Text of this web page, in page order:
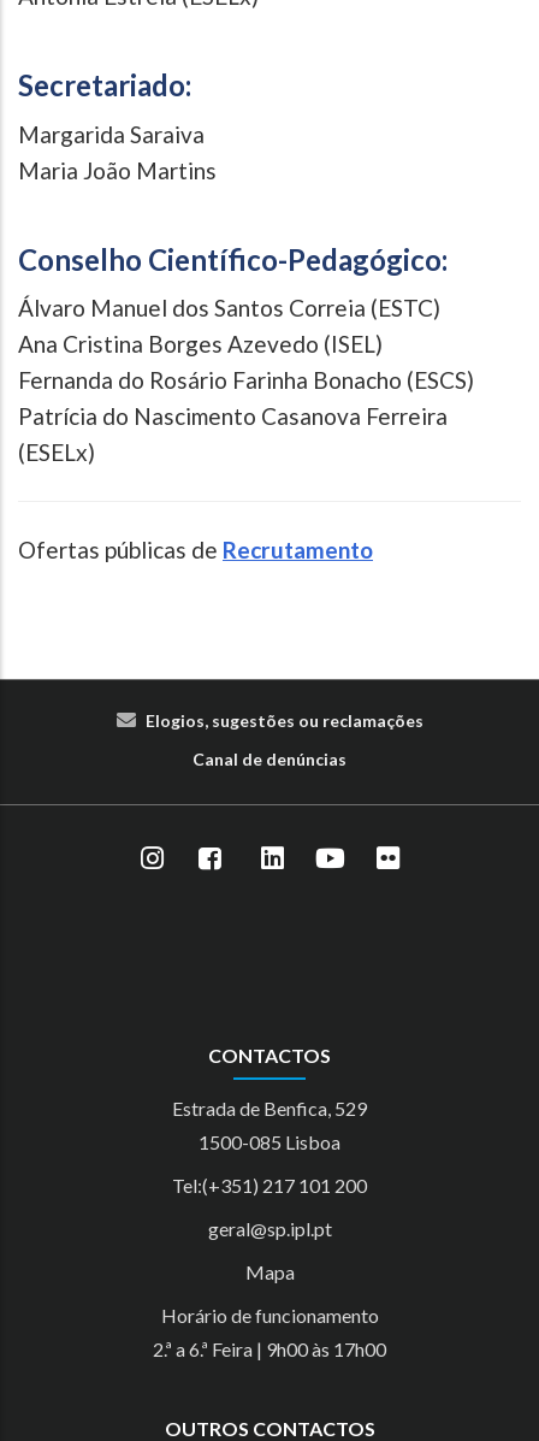
Secretariado:
Margarida Saraiva
Maria João Martins
Conselho Científico-Pedagógico:
Álvaro Manuel dos Santos Correia (ESTC)
Ana Cristina Borges Azevedo (ISEL)
Fernanda do Rosário Farinha Bonacho (ESCS)
Patrícia do Nascimento Casanova Ferreira
(ESELx)
Ofertas públicas de Recrutamento
Elogios, sugestões ou reclamações
Canal de denúncias
CONTACTOS
Estrada de Benfica, 529
1500-085 Lisboa
Tel:(+351) 217 101 200
geral@sp.ipl.pt
Mapa
Horário de funcionamento
2.ª a 6.ª Feira | 9h00 às 17h00
OUTROS CONTACTOS